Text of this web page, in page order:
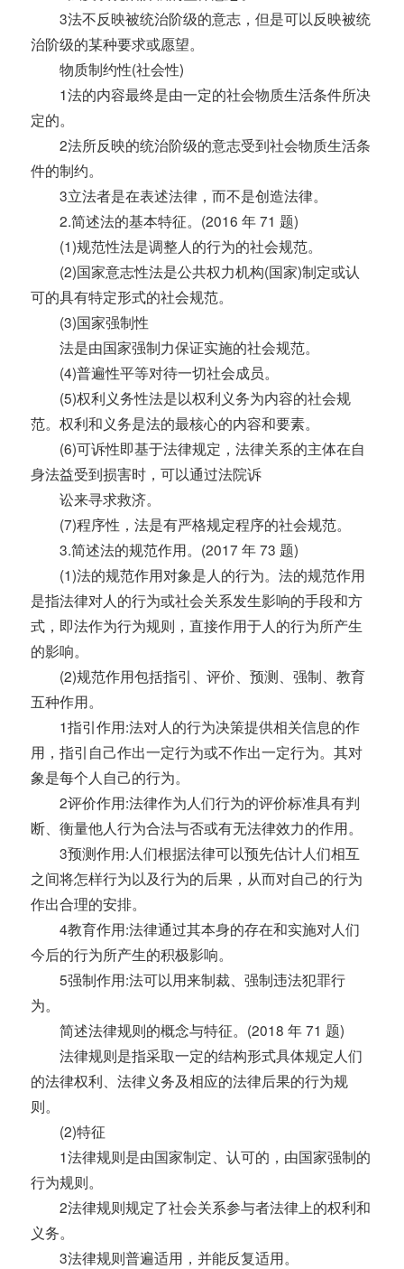
3法不反映被统治阶级的意志，但是可以反映被统
治阶级的某种要求或愿望。
物质制约性(社会性)
1法的内容最终是由一定的社会物质生活条件所决
定的。
2法所反映的统治阶级的意志受到社会物质生活条
件的制约。
3立法者是在表述法律，而不是创造法律。
2.简述法的基本特征。(2016 年 71 题)
(1)规范性法是调整人的行为的社会规范。
(2)国家意志性法是公共权力机构(国家)制定或认
可的具有特定形式的社会规范。
(3)国家强制性
法是由国家强制力保证实施的社会规范。
(4)普遍性平等对待一切社会成员。
(5)权利义务性法是以权利义务为内容的社会规
范。权利和义务是法的最核心的内容和要素。
(6)可诉性即基于法律规定，法律关系的主体在自
身法益受到损害时，可以通过法院诉
讼来寻求救济。
(7)程序性，法是有严格规定程序的社会规范。
3.简述法的规范作用。(2017 年 73 题)
(1)法的规范作用对象是人的行为。法的规范作用
是指法律对人的行为或社会关系发生影响的手段和方
式，即法作为行为规则，直接作用于人的行为所产生
的影响。
(2)规范作用包括指引、评价、预测、强制、教育
五种作用。
1指引作用:法对人的行为决策提供相关信息的作
用，指引自己作出一定行为或不作出一定行为。其对
象是每个人自己的行为。
2评价作用:法律作为人们行为的评价标准具有判
断、衡量他人行为合法与否或有无法律效力的作用。
3预测作用:人们根据法律可以预先估计人们相互
之间将怎样行为以及行为的后果，从而对自己的行为
作出合理的安排。
4教育作用:法律通过其本身的存在和实施对人们
今后的行为所产生的积极影响。
5强制作用:法可以用来制裁、强制违法犯罪行
为。
简述法律规则的概念与特征。(2018 年 71 题)
法律规则是指采取一定的结构形式具体规定人们
的法律权利、法律义务及相应的法律后果的行为规
则。
(2)特征
1法律规则是由国家制定、认可的，由国家强制的
行为规则。
2法律规则规定了社会关系参与者法律上的权利和
义务。
3法律规则普遍适用，并能反复适用。